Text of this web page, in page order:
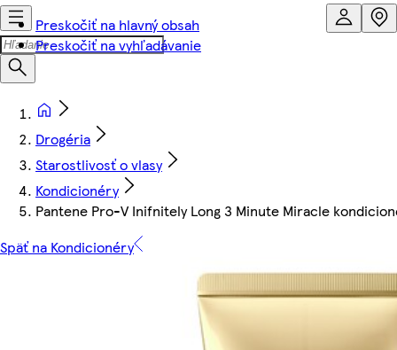
Preskočiť na hlavný obsah
Preskočiť na vyhľadávanie
Drogéria
Starostlivosť o vlasy
Kondicionéry
Pantene Pro-V Inifnitely Long 3 Minute Miracle
Späť na Kondicionéry